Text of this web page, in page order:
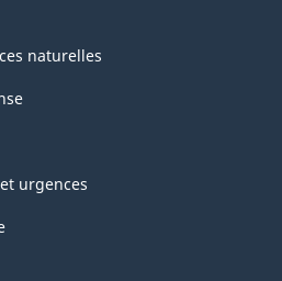
naturelles
urgences